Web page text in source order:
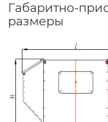
Габаритно-
размеры